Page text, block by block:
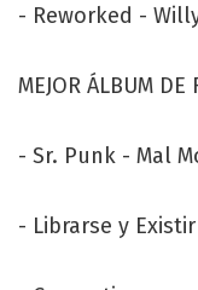
- Reworked -
MEJOR ÁLBUM
- Sr. Punk - Mal
- Librarse y